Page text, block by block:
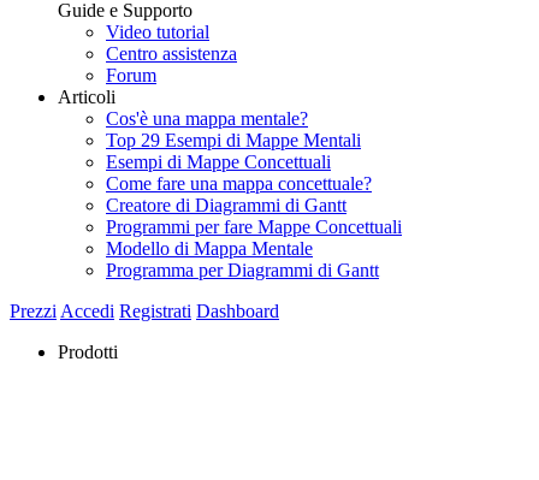
Guide e Supporto
Video tutorial
Centro assistenza
Forum
Articoli
Cos'è una mappa mentale?
Top 29 Esempi di Mappe Mentali
Esempi di Mappe Concettuali
Come fare una mappa concettuale?
Creatore di Diagrammi di Gantt
Programmi per fare Mappe Concettuali
Modello di Mappa Mentale
Programma per Diagrammi di Gantt
Prezzi Accedi Registrati Dashboard
Prodotti